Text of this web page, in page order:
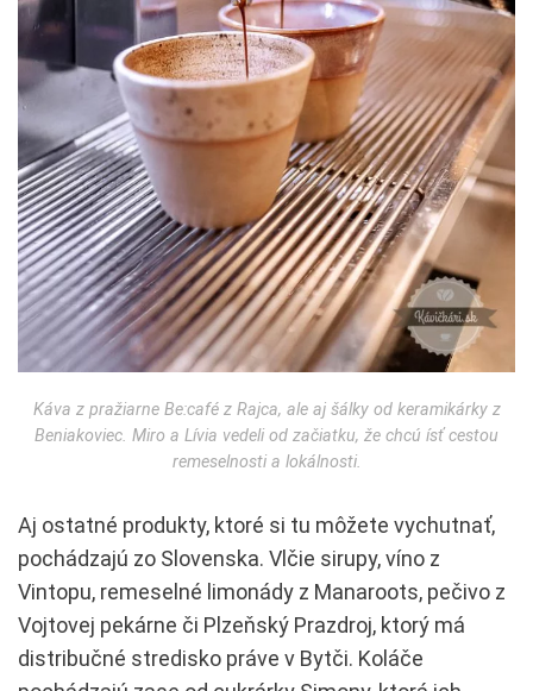
Káva z pražiarne Be:café z Rajca, ale aj šálky od keramikárky z
Beniakoviec. Miro a Lívia vedeli od začiatku, že chcú ísť cestou
remeselnosti a lokálnosti.
Aj ostatné produkty, ktoré si tu môžete vychutnať,
pochádzajú zo Slovenska. Vlčie sirupy, víno z
Vintopu, remeselné limonády z Manaroots, pečivo z
Vojtovej pekárne či Plzeňský Prazdroj, ktorý má
distribučné stredisko práve v Bytči. Koláče